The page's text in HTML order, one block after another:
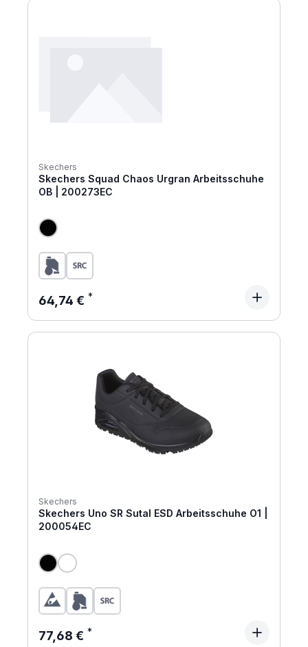
Skechers
Skechers Squad Chaos Urgran Arbeitsschuhe
OB | 200273EC
Regulärer Preis:
64,74 €
Skechers
Skechers Uno SR Sutal ESD Arbeitsschuhe O1 |
200054EC
Regulärer Preis:
77,68 €